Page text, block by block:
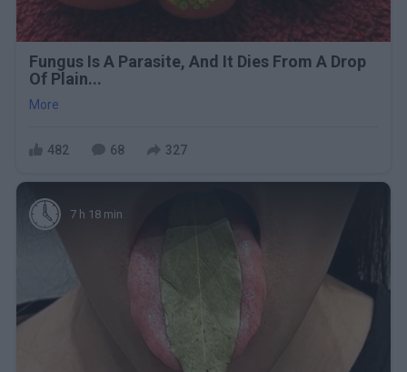
Fungus Is A Parasite, And It Dies From A Drop
Of Plain...
More
482 68 327
7 h 18 min